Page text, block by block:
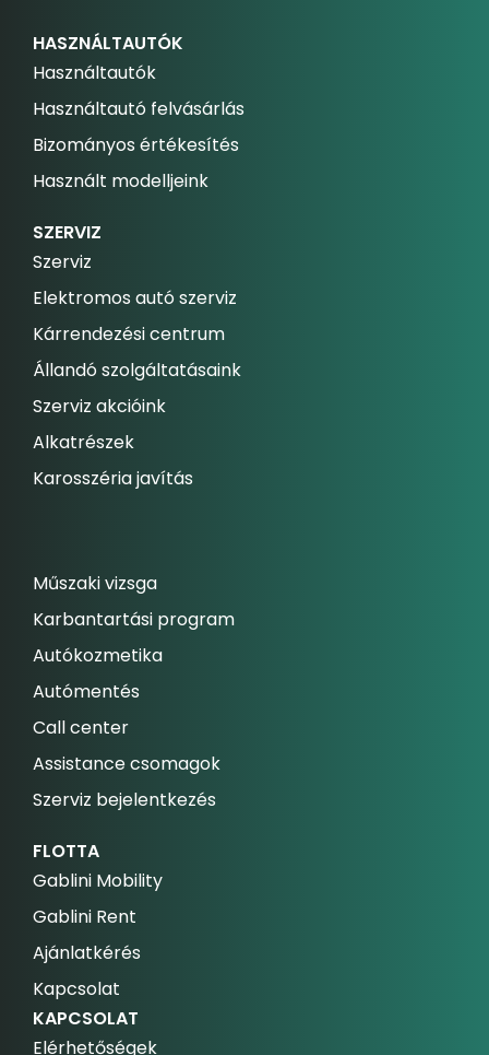
HASZNÁLTAUTÓK
Használtautók
Használtautó felvásárlás
Bizományos értékesítés
Használt modelljeink
SZERVIZ
Szerviz
Elektromos autó szerviz
Kárrendezési centrum
Állandó szolgáltatásaink
Szerviz akcióink
Alkatrészek
Karosszéria javítás
Műszaki vizsga
Karbantartási program
Autókozmetika
Autómentés
Call center
Assistance csomagok
Szerviz bejelentkezés
FLOTTA
Gablini Mobility
Gablini Rent
Ajánlatkérés
Kapcsolat
KAPCSOLAT
Elérhetőségek